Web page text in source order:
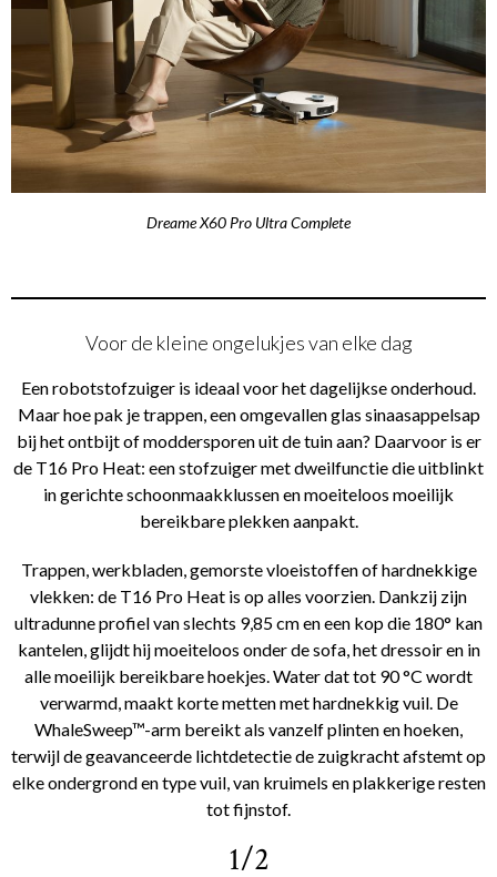
Dreame X60 Pro Ultra Complete
Voor de kleine ongelukjes van elke dag
Een robotstofzuiger is ideaal voor het dagelijkse onderhoud.
Maar hoe pak je trappen, een omgevallen glas sinaasappelsap
bij het ontbijt of moddersporen uit de tuin aan? Daarvoor is er
de T16 Pro Heat: een stofzuiger met dweilfunctie die uitblinkt
in gerichte schoonmaakklussen en moeiteloos moeilijk
bereikbare plekken aanpakt.
Trappen, werkbladen, gemorste vloeistoffen of hardnekkige
vlekken: de T16 Pro Heat is op alles voorzien. Dankzij zijn
ultradunne profiel van slechts 9,85 cm en een kop die 180° kan
kantelen, glijdt hij moeiteloos onder de sofa, het dressoir en in
alle moeilijk bereikbare hoekjes. Water dat tot 90 °C wordt
verwarmd, maakt korte metten met hardnekkig vuil. De
WhaleSweep™-arm bereikt als vanzelf plinten en hoeken,
terwijl de geavanceerde lichtdetectie de zuigkracht afstemt op
elke ondergrond en type vuil, van kruimels en plakkerige resten
tot fijnstof.
1/2